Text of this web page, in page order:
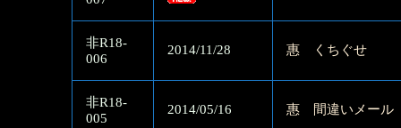
非R18-
006
2014/11/28 惠 くちぐせ
非R18-
005
2014/05/16 惠 間違いメール